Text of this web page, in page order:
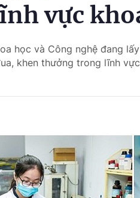
vực
học và Công nghệ đang
khen thưởng trong lĩnh